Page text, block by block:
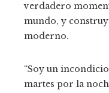
verdadero
mundo, y
moderno.
“Soy un
martes por la